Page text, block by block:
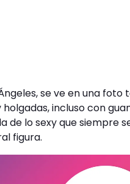
se ve en una
incluso con
de lo sexy que siempre
figura.